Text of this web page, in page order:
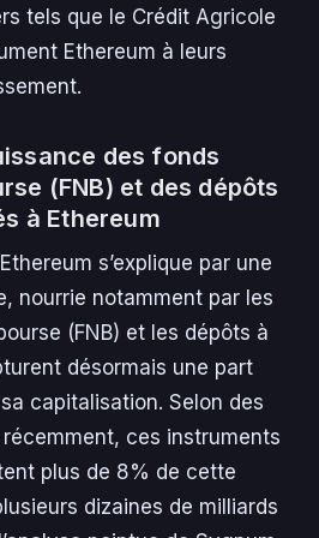
tels que le Crédit Agricole
Ethereum à leurs
des fonds
(FNB) et des dépôts
à Ethereum
s’explique par une
nourrie notamment par les
(FNB) et les dépôts à
désormais une part
capitalisation. Selon des
ces instruments
plus de 8% de cette
dizaines de milliards